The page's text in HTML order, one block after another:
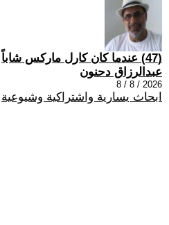
(47) عندما كان كارل ماركس شاباً
عبدالرزاق دحنون
2026 / 8 / 8
ابحاث يسارية واشتراكية وشيوعية